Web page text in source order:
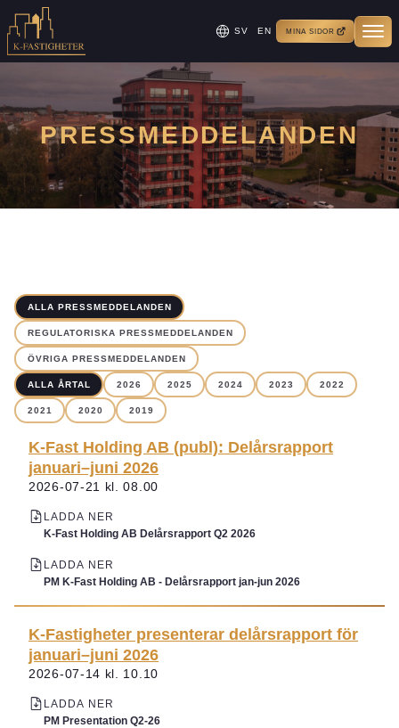
SV EN MINA SIDOR
PRESSMEDDELANDEN
K-Fast Holding AB (publ): Delårsrapport
januari–juni 2026
2026-07-21 kl. 08.00
LADDA NER
K-Fast Holding AB Delårsrapport Q2 2026
LADDA NER
PM K-Fast Holding AB - Delårsrapport jan-jun 2026
K-Fastigheter presenterar delårsrapport för
januari–juni 2026
2026-07-14 kl. 10.10
LADDA NER
PM Presentation Q2-26
ALLA PRESSMEDDELANDEN
REGULATORISKA PRESSMEDDELANDEN
ÖVRIGA PRESSMEDDELANDEN
ALLA ÅRTAL 2026 2025 2024 2023 2022
2021 2020 2019